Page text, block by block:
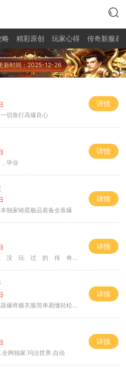
略 精彩原创 玩家心得 传奇新服表
新时间：2025-12-26
切靠打高爆良心
详情
毕业
详情
独家铸星极品装备全靠爆
详情
玩 过 的 传 奇
详情
爆终极衣服简单易懂轻松满级
详情
全网独家.玛法世界.自动
详情